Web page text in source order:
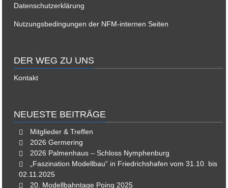
Datenschutzerklärung
Nutzungsbedingungen der NFM-internen Seiten
DER WEG ZU UNS
Kontakt
NEUESTE BEITRÄGE
Mitglieder & Treffen
2026 Germering
2026 Palmenhaus – Schloss Nymphenburg
„Faszination Modellbau“ in Friedrichshafen vom 31.10. bis
02.11.2025
20. Modellbahntage Poing 2025